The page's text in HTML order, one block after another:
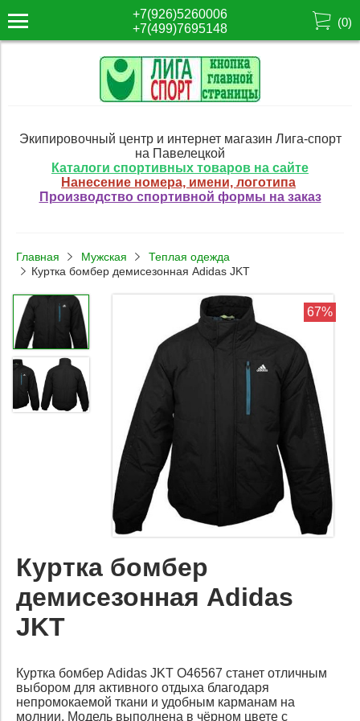
+7(926)5260006
+7(499)7695148
(0)
Экипировочный центр и интернет магазин Лига-спорт
на Павелецкой
Каталоги спортивных товаров на сайте
Нанесение номера, имени, логотипа
Производство спортивной формы на заказ
Главная Мужская
Теплая одежда
Куртка бомбер демисезонная Adidas JKT
67%
Куртка бомбер
демисезонная Adidas
JKT
Куртка бомбер Adidas JKT O46567 станет отличным
выбором для активного отдыха благодаря
непромокаемой ткани и удобным карманам на
молнии. Модель выполнена в чёрном цвете с